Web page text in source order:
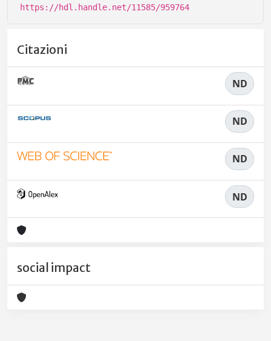
https://hdl.handle.net/11585/959764
Citazioni
ND
ND
ND
ND
social impact